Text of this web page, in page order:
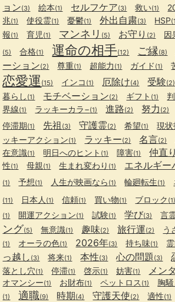
ョン(3) 絵本(1) セルフケア(3) 救い(1)
兆(1) 使役霊(1) 憂鬱(1) 外出自粛(3) HSP
報(1) 育児 (1) マンネリ (5) お守り (2) 因
(5) 合格(1) 運命の相手(12) ご縁(8)
ーション(2) 尊重(1) 超能力 (1) ガイド (1)
恋愛運 (15) インコ (1) 厄除け(4) 受験(2)
暮らし (1) モチベーション(2) ギフト (1)
界線(1) ラッキーカラ−(1) 進路(2) 努力 (2)
停滞期(1) 先祖 (3) 守護霊(2) 希望(1) 現状
ッキーアクション(1) ラッキー(2) 名言(2)
在意識(1) 明日へのヒント (1) 障害(1) 仲直り
性(1) 母親(1) 生まれ変わり (1) エネルギー
(1) 予想(1) 人生が映画なら (1) 輪廻転生(1)
(11) 日本人 (1) 信頼(1) 買い物(1) ブロック (1)
(1) 開運アクション(1) 試験(1) 学び(3) 言
ング(5) 無意識(1) 趣味(2) 旅行運(2) う
(1) オーラの色(1) 2026年(3) 持ち味(1)
っ越し (3) 将来(1) 本性(3) 心の問題 (3)
落とし穴(1) 停滞(1) 啓示(1) 妨害(1) メン
オマンシー(1) お財布(1) ペットロス (1) 胸
(1) 適職(9) 時期(4) 守護天使(2) 適性(1)